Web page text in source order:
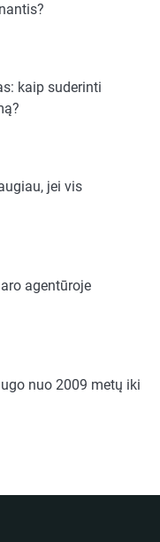
kaip suderinti
jei vis
agentūroje
nuo 2009 metų iki